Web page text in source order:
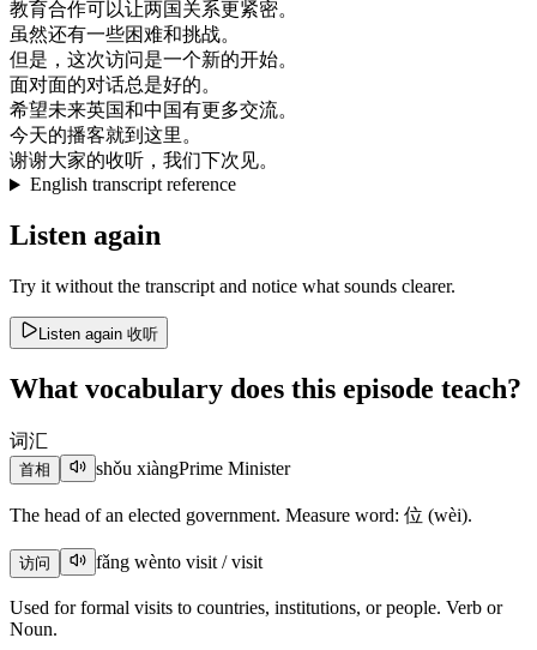
教育合作可以让两国关系更紧密。
虽然还有一些困难和挑战。
但是 ， 这次访问是一个新的开始。
面对面的对话总是好的。
希望未来英国和中国有更多交流。
今天的播客就到 这里。
谢谢大家的收听 ， 我们下次 见。
English transcript reference
Listen again
Try it without the transcript and notice what sounds clearer.
Listen again 收听
What vocabulary does this episode teach?
词汇
首相 shǒu xiàngPrime Minister
The head of an elected government. Measure word: 位 (wèi).
访问 fǎng wènto visit / visit
Used for formal visits to countries, institutions, or people. Verb or
Noun.